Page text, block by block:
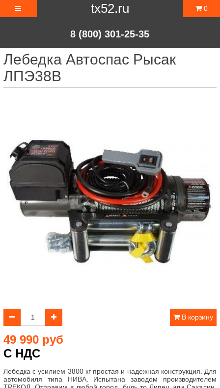
tx52.ru
8 (800) 301-25-35
0
Лебедка Автоспас Рысак
ЛПЭ38В
В корзину
49 990 руб
С НДС
Лебедка с усилием 3800 кг простая и надежная конструкция. Для
автомобиля типа НИВА. Испытана заводом производителем